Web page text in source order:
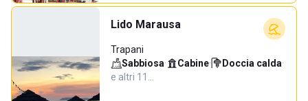
Lido Marausa
Trapani
Sabbiosa· Cabine· Doccia calda·
e altri 11…